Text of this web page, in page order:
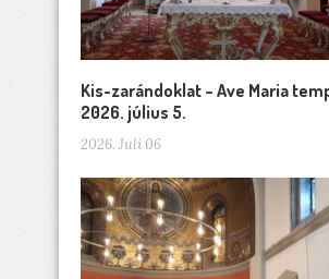
Kis-zarándoklat – Ave Maria
2026. július 5.
2026. Juli 06